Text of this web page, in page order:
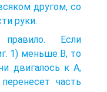
другом, со
руки.
Если
1) меньше В, то
двигалось к А,
часть